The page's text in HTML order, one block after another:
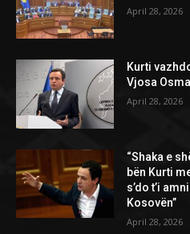
April 28, 2026
Kurti
Vjosa
April 28, 2026
“Shaka e
bën Kurti
s’do t’i
Kosovën”
April 28, 2026